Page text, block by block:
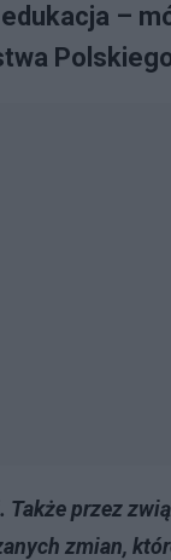
–
Także przez
zmian,